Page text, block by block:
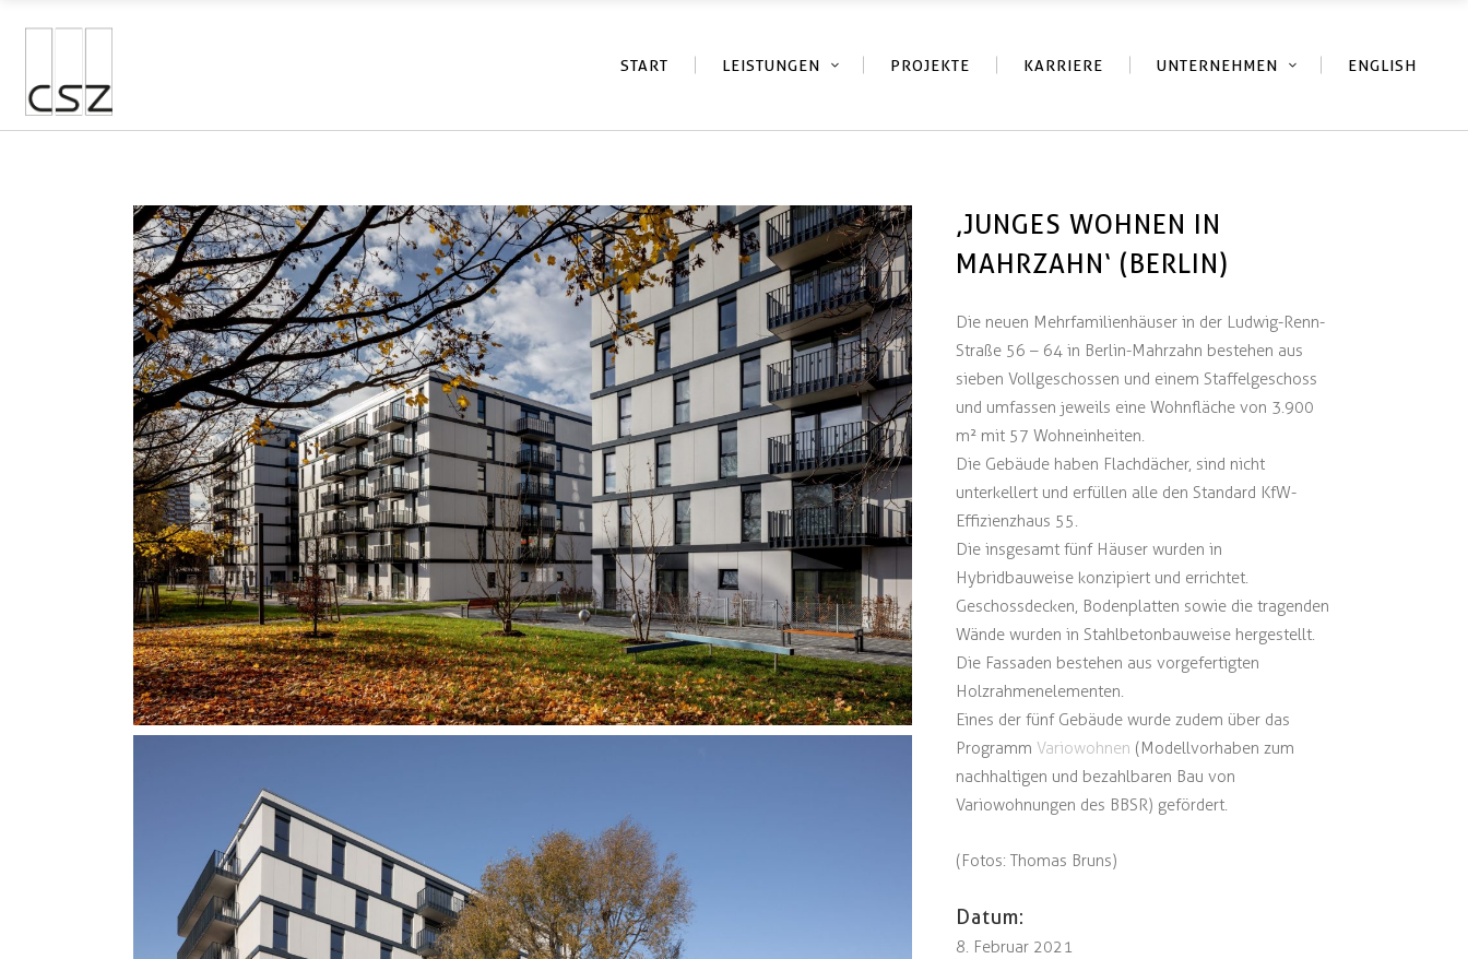
START LEISTUNGEN PROJEKTE KARRIERE UNTERNEHMEN ENGLISH
‚JUNGES WOHNEN IN
MAHRZAHN‘ (BERLIN)
Die neuen Mehrfamilienhäuser in der Ludwig-Renn-
Straße 56 – 64 in Berlin-Mahrzahn bestehen aus
sieben Vollgeschossen und einem Staffelgeschoss
und umfassen jeweils eine Wohnfläche von 3.900
m² mit 57 Wohneinheiten.
Die Gebäude haben Flachdächer, sind nicht
unterkellert und erfüllen alle den Standard KfW-
Effizienzhaus 55.
Die insgesamt fünf Häuser wurden in
Hybridbauweise konzipiert und errichtet.
Geschossdecken, Bodenplatten sowie die tragenden
Wände wurden in Stahlbetonbauweise hergestellt.
Die Fassaden bestehen aus vorgefertigten
Holzrahmenelementen.
Eines der fünf Gebäude wurde zudem über das
Programm Variowohnen (Modellvorhaben zum
nachhaltigen und bezahlbaren Bau von
Variowohnungen des BBSR) gefördert.
(Fotos: Thomas Bruns)
Datum:
8. Februar 2021